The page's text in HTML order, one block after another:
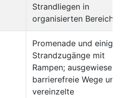
Strandliegen in
organisierten
Promenade und einige
Strandzugänge mit
Rampen;
barrierefreie Wege und
vereinzelte